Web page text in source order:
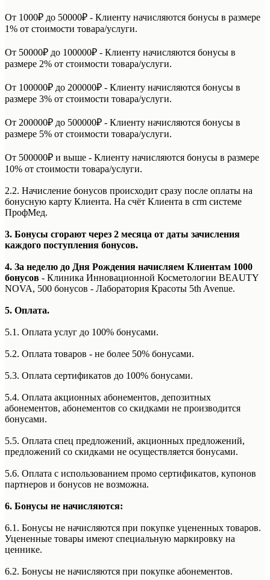
От 1000₽ до 50000₽ - Клиенту начисляются бонусы в размере
1% от стоимости товара/услуги.
От 50000₽ до 100000₽ - Клиенту начисляются бонусы в
размере 2% от стоимости товара/услуги.
От 100000₽ до 200000₽ - Клиенту начисляются бонусы в
размере 3% от стоимости товара/услуги.
От 200000₽ до 500000₽ - Клиенту начисляются бонусы в
размере 5% от стоимости товара/услуги.
От 500000₽ и выше - Клиенту начисляются бонусы в размере
10% от стоимости товара/услуги.
2.2. Начисление бонусов происходит сразу после оплаты на
бонусную карту Клиента. На счёт Клиента в crm системе
ПрофМед.
3. Бонусы сгорают через 2 месяца от даты зачисления
каждого поступления бонусов.
4. За неделю до Дня Рождения начисляем Клиентам 1000
бонусов - Клиника Инновационной Косметологии BEAUTY
NOVA, 500 бонусов - Лаборатория Красоты 5th Avenue.
5. Оплата.
5.1. Оплата услуг до 100% бонусами.
5.2. Оплата товаров - не более 50% бонусами.
5.3. Оплата сертификатов до 100% бонусами.
5.4. Оплата акционных абонементов, депозитных
абонементов, абонементов со скидками не производится
бонусами.
5.5. Оплата спец предложений, акционных предложений,
предложений со скидками не осуществляется бонусами.
5.6. Оплата с использованием промо сертификатов, купонов
партнеров и бонусов не возможна.
6. Бонусы не начисляются:
6.1. Бонусы не начисляются при покупке уцененных товаров.
Уцененные товары имеют специальную маркировку на
ценнике.
6.2. Бонусы не начисляются при покупке абонементов.